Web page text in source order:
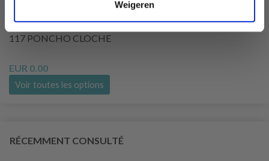
Weigeren
117 PONCHO CLOCHE
EUR 0.00
Voir toutes les options
RÉCEMMENT CONSULTÉ